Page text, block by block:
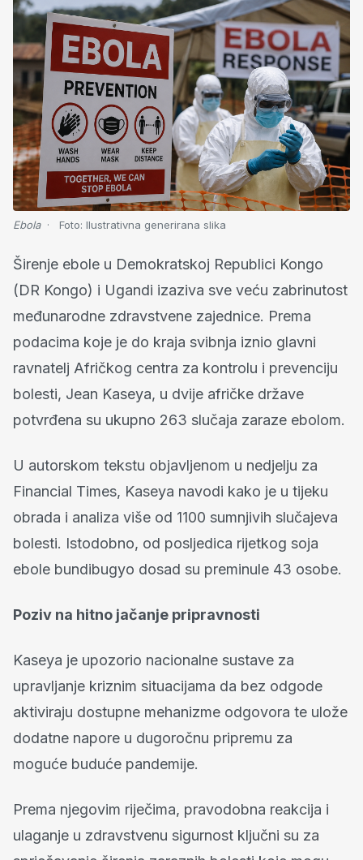
Ebola Foto: Ilustrativna generirana slika
Širenje ebole u Demokratskoj Republici Kongo
(DR Kongo) i Ugandi izaziva sve veću zabrinutost
međunarodne zdravstvene zajednice. Prema
podacima koje je do kraja svibnja iznio glavni
ravnatelj Afričkog centra za kontrolu i prevenciju
bolesti, Jean Kaseya, u dvije afričke države
potvrđena su ukupno 263 slučaja zaraze ebolom.
U autorskom tekstu objavljenom u nedjelju za
Financial Times, Kaseya navodi kako je u tijeku
obrada i analiza više od 1100 sumnjivih slučajeva
bolesti. Istodobno, od posljedica rijetkog soja
ebole bundibugyo dosad su preminule 43 osobe.
Poziv na hitno jačanje pripravnosti
Kaseya je upozorio nacionalne sustave za
upravljanje kriznim situacijama da bez odgode
aktiviraju dostupne mehanizme odgovora te ulože
dodatne napore u dugoročnu pripremu za
moguće buduće pandemije.
Prema njegovim riječima, pravodobna reakcija i
ulaganje u zdravstvenu sigurnost ključni su za